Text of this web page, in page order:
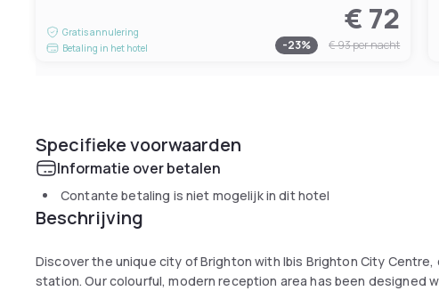
Gratis annulering
Betaling in het hotel
€ 72
-23% € 93per nacht
Specifieke voorwaarden
Informatie over betalen
Contante betaling is niet mogelijk in dit hotel
Beschrijving
Discover the unique city of Brighton with Ibis Brighton City
station. Our colourful, modern reception area has been designed